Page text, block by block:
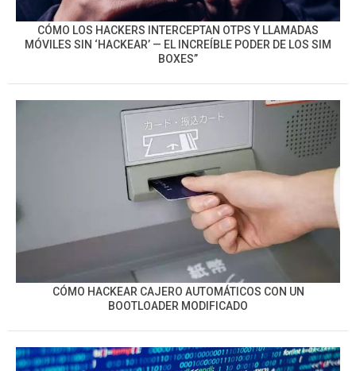
CÓMO LOS HACKERS INTERCEPTAN OTPS Y LLAMADAS
MÓVILES SIN ‘HACKEAR’ — EL INCREÍBLE PODER DE LOS SIM
BOXES”
CÓMO HACKEAR CAJERO AUTOMÁTICOS CON UN
BOOTLOADER MODIFICADO